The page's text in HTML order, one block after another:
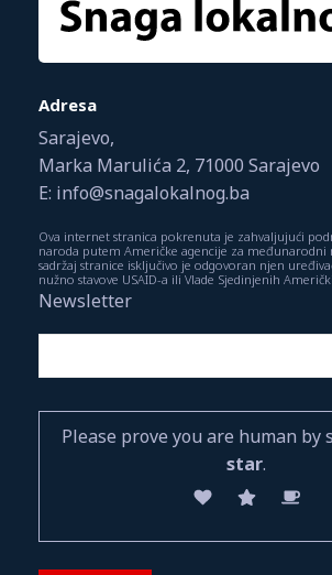
Adresa
Sarajevo,
Marka Marulića 2, 71000 Sarajevo
E: info@snagalokalnog.ba
Ova internet stranica pokrenuta je zahvaljujući
naroda putem Američke agencije za međunarodni
sadržaj stranice isključivo je odgovoran njen
nužno stavove USAID-a ili Vlade Sjedinjenih
Newsletter
Please prove you are human by
star.